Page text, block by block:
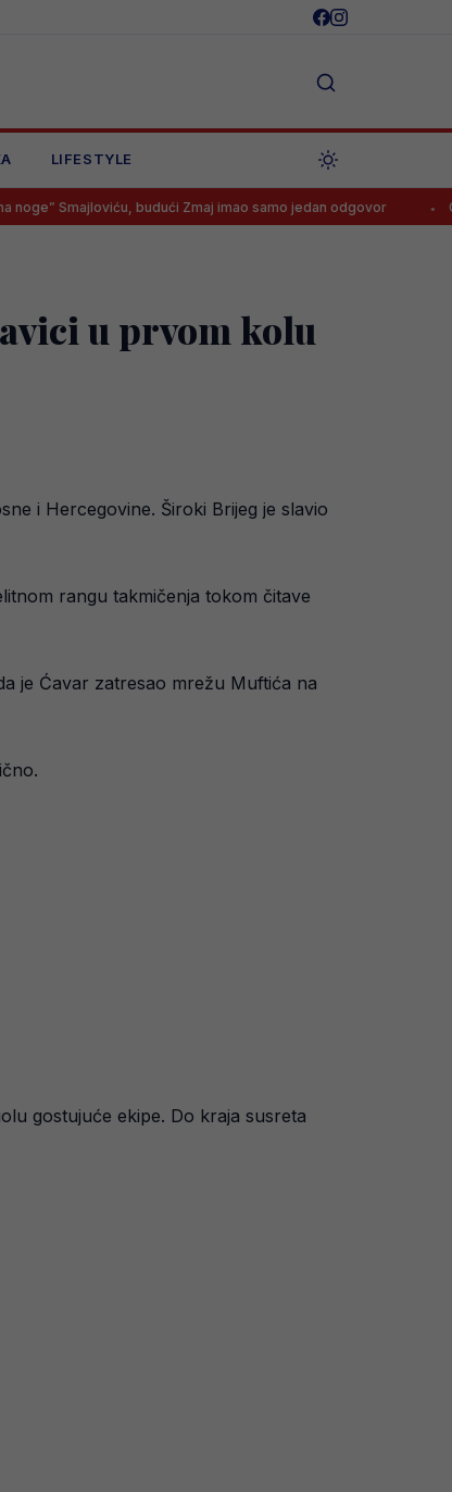
LIFESTYLE
budući Zmaj imao samo jedan odgovor Goooooool!
u prvom kolu
i Hercegovine. Široki Brijeg je slavio
rangu takmičenja tokom čitave
je Ćavar zatresao mrežu Muftića na
gostujuće ekipe. Do kraja susreta